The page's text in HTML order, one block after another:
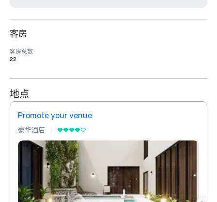
客房
客房总数
22
地点
Promote your venue
豪华酒店